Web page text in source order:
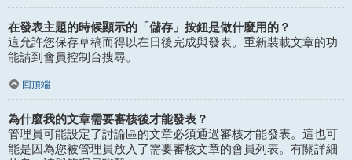
在發表主題的時候顯示的「儲存」按鈕是做什麼用的？
這允許您保存草稿而得以在日後完成與發表。重新裝載文章的功
能請到會員控制台搜尋。
回頂端
為什麼我的文章需要審核後才能發表？
管理員可能設定了討論區的文章必須通過審核才能發表。這也可
能是因為您被管理員放入了需要審核文章的會員列表。有關詳細